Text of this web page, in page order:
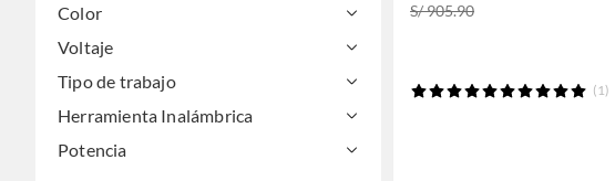
Color
Voltaje
Tipo de trabajo
Herramienta Inalámbrica
Potencia
S/ 905.90
(1)